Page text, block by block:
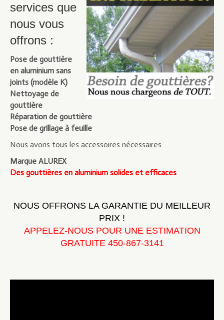
services que
nous vous
offrons :
Pose de gouttière
en aluminium sans
joints (modèle K)
Nettoyage de
gouttière
Réparation de gouttière
Pose de grillage à feuille
Nous avons tous les accessoires nécessaires…
Marque ALUREX
Des gouttières en aluminium solides et efficaces
NOUS OFFRONS LA GARANTIE DU MEILLEUR
PRIX !
APPELEZ-NOUS POUR UNE ESTIMATION
GRATUITE 450-867-3141